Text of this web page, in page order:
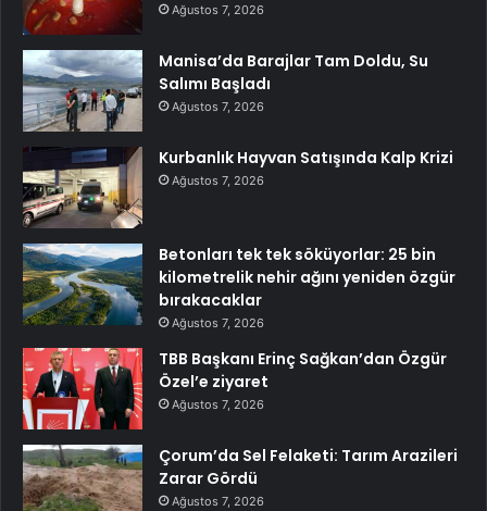
Ağustos 7, 2026
Manisa’da Barajlar Tam Doldu, Su
Salımı Başladı
Ağustos 7, 2026
Kurbanlık Hayvan Satışında Kalp Krizi
Ağustos 7, 2026
Betonları tek tek söküyorlar: 25 bin
kilometrelik nehir ağını yeniden özgür
bırakacaklar
Ağustos 7, 2026
TBB Başkanı Erinç Sağkan’dan Özgür
Özel’e ziyaret
Ağustos 7, 2026
Çorum’da Sel Felaketi: Tarım Arazileri
Zarar Gördü
Ağustos 7, 2026